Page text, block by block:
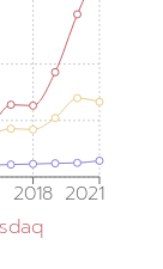
2018 2021